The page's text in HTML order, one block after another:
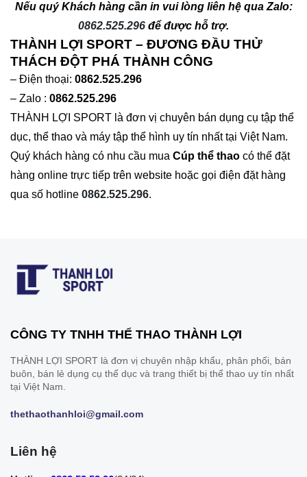
Nếu quý Khách hàng cần in vui lòng liên hệ qua Zalo:
0862.525.296 để được hỗ trợ.
THÀNH LỢI SPORT – ĐƯƠNG ĐẦU THỬ
THÁCH ĐỘT PHÁ THÀNH CÔNG
– Điện thoại: 0862.525.296
– Zalo : 0862.525.296
THÀNH LỢI SPORT là đơn vị chuyên bán dụng cụ tập thể
dục, thể thao và máy tập thể hình uy tín nhất tại Việt Nam.
Quý khách hàng có nhu cầu mua Cúp thể thao có thể đặt
hàng online trực tiếp trên website hoặc gọi điện đặt hàng
qua số hotline 0862.525.296.
CÔNG TY TNHH THỂ THAO THÀNH LỢI
THÀNH LỢI SPORT là đơn vị chuyên nhập khẩu, phân phối, bán
buôn, bán lẻ dụng cụ thể dục và trang thiết bị thể thao uy tín nhất
tại Việt Nam.
thethaothanhloi@gmail.com
Liên hệ